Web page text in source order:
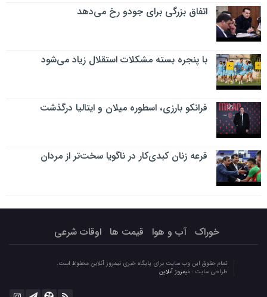
اتفاق بزرگی برای جودو رخ می‌دهد
با پنجره بسته مشکلات استقلال زیاد می‌شود
فرانکو بارزی، اسطوره میلان و ایتالیا درگذشت
قرعه زنان کبدی‌کار در ناگویا سخت‌تر از مردان
خوراک آب و هوا قیمت ها اوقات شرعی
تمام حقوق این وب سایت برای پایگاه خبری نیمروز آنلاین محفوظ است.
طراحی سایت : نیمروز آنلاین